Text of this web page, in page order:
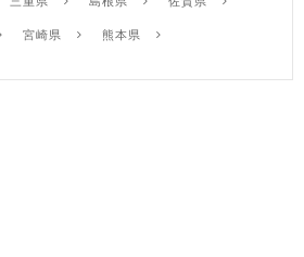
宮崎県 熊本県